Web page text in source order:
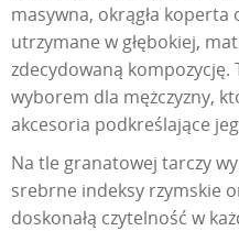
masywna, okrągła
utrzymane w głębokiej,
zdecydowaną kompozycję.
wyborem dla mężczyzny,
akcesoria podkreślające
Na tle granatowej tarczy
srebrne indeksy rzymskie
doskonałą czytelność w